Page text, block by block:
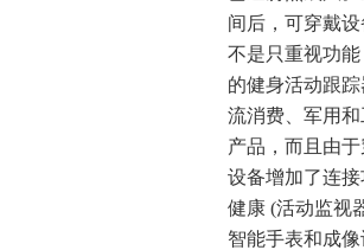
间后，可穿戴
不是只重视功
的健身活动跟
流消费、军用
产品，而且由
设备增加了连
健康 (活动监视
智能手表和成